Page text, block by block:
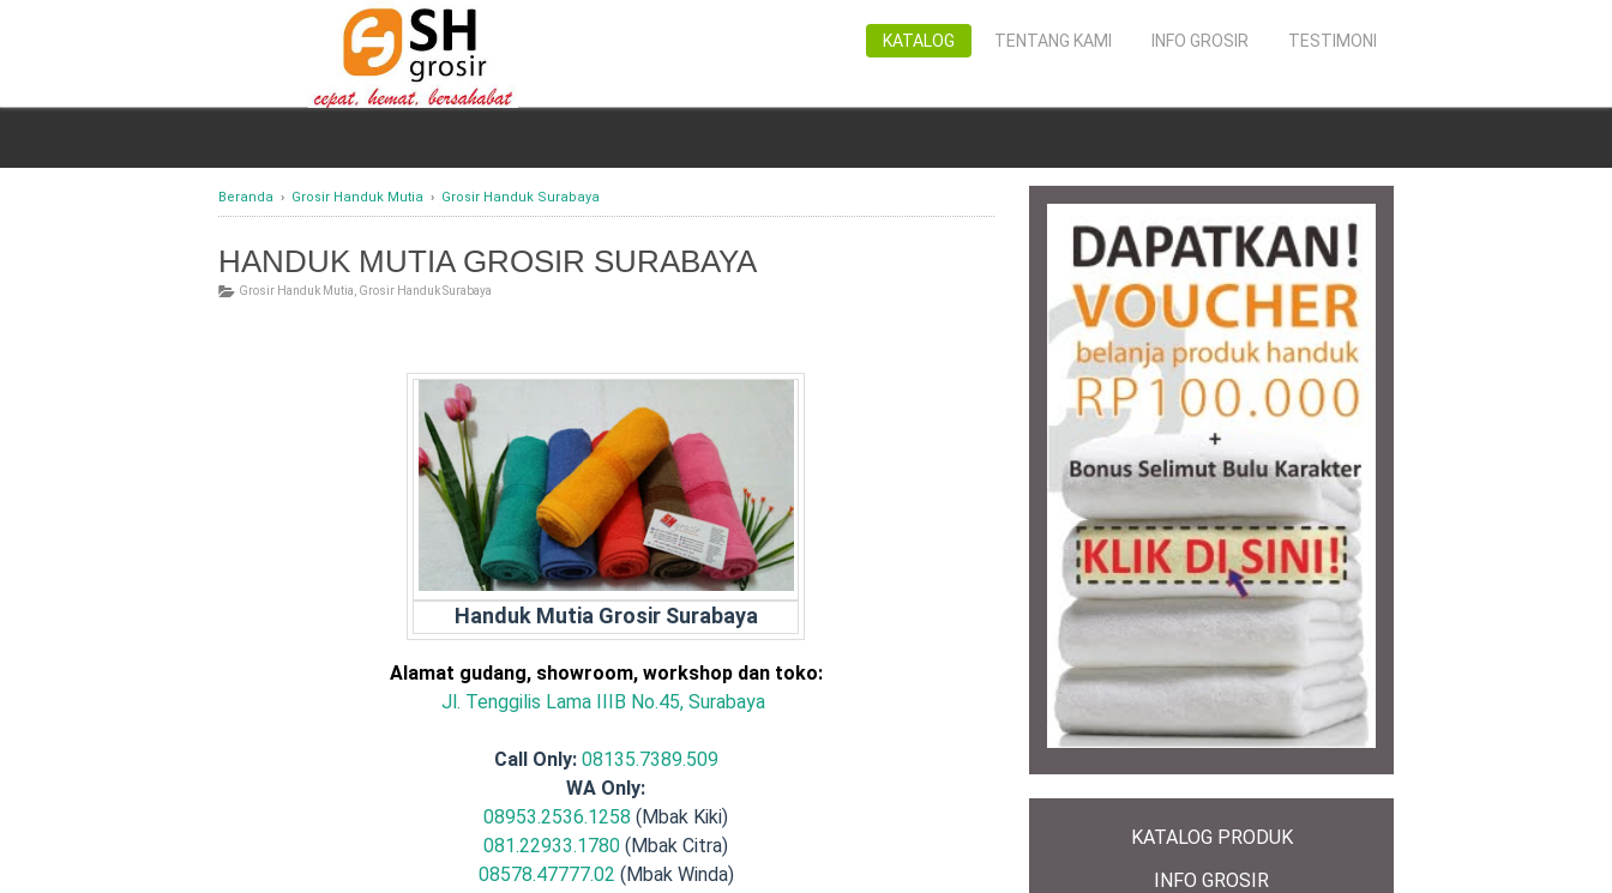
TESTIMONI
INFO GROSIR
TENTANG KAMI
KATALOG
Beranda › Grosir Handuk Mutia › Grosir Handuk Surabaya
HANDUK MUTIA GROSIR SURABAYA
Grosir Handuk Mutia Grosir Handuk Surabaya
Handuk Mutia Grosir Surabaya
Alamat gudang, showroom, workshop dan toko:
Jl. Tenggilis Lama IIIB No.45, Surabaya
Call Only: 08135.7389.509
WA Only:
08953.2536.1258 (Mbak Kiki)
081.22933.1780 (Mbak Citra)
08578.47777.02 (Mbak Winda)
KATALOG PRODUK
INFO GROSIR